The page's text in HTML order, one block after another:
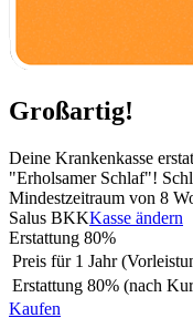
Großartig!
Deine Krankenkasse
"Erholsamer Schlaf"!
Mindestzeitraum von 8
Salus BKKKasse ändern
Erstattung 80%
Preis für 1 Jahr
Erstattung 80% (nach
Kaufen